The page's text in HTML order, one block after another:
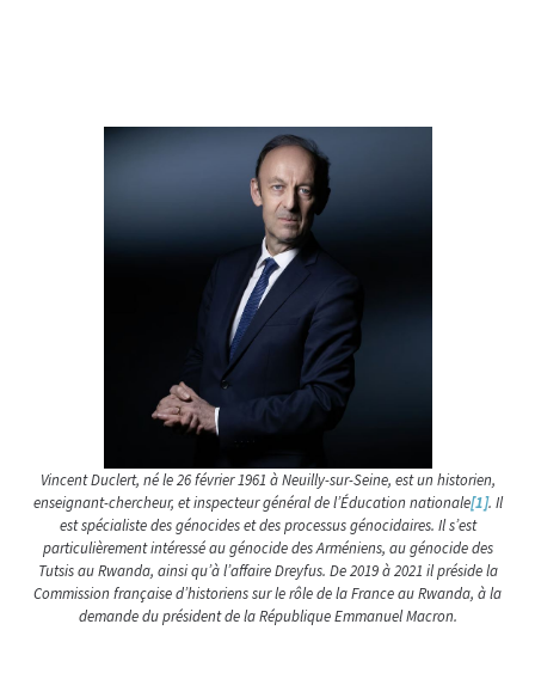
Vincent Duclert, né le 26 février 1961 à Neuilly-sur-Seine, est un historien,
enseignant-chercheur, et inspecteur général de l’Éducation nationale[1]. Il
est spécialiste des génocides et des processus génocidaires. Il s’est
particulièrement intéressé au génocide des Arméniens, au génocide des
Tutsis au Rwanda, ainsi qu’à l’affaire Dreyfus. De 2019 à 2021 il préside la
Commission française d’historiens sur le rôle de la France au Rwanda, à la
demande du président de la République Emmanuel Macron.